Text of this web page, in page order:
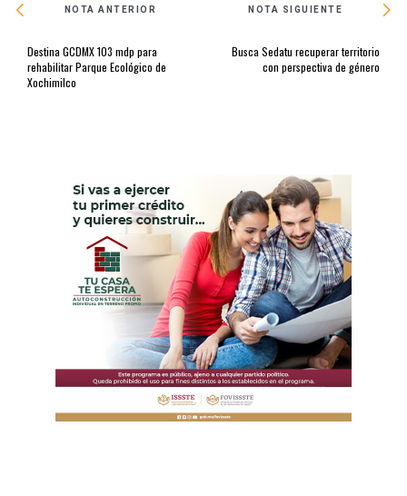
NOTA ANTERIOR
Destina GCDMX 103 mdp para
rehabilitar Parque Ecológico de
Xochimilco
NOTA SIGUIENTE
Busca Sedatu recuperar territorio
con perspectiva de género